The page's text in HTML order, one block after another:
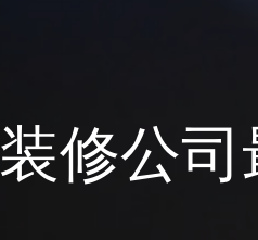
装修公